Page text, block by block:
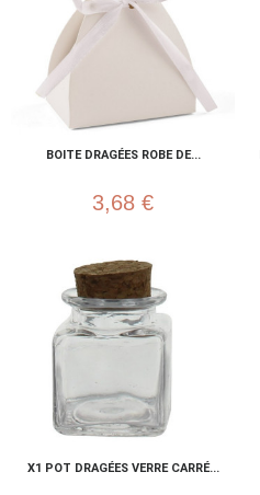
BOITE DRAGÉES ROBE DE...
3,68 €
X1 POT DRAGÉES VERRE CARRÉ...